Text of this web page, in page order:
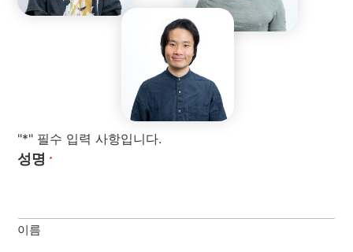
"*" 필수 입력 사항입니다.
성명 *
이름